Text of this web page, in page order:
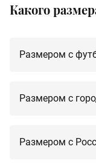
Какого
Размером с
Размером с
Размером с